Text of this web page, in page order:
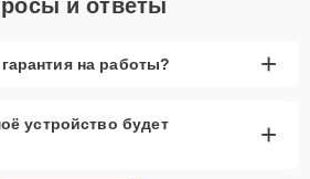
и ответы
на работы? +
устройство будет
+